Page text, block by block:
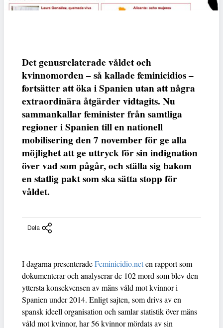
Det genusrelaterade våldet och
kvinnomorden – så kallade feminicidios –
fortsätter att öka i Spanien utan att några
extraordinära åtgärder vidtagits. Nu
sammankallar feminister från samtliga
regioner i Spanien till en nationell
mobilisering den 7 november för ge alla
möjlighet att ge uttryck för sin indignation
över vad som pågår, och ställa sig bakom
en statlig pakt som ska sätta stopp för
våldet.
Dela
I dagarna presenteradeFeminicidio.neten rapport som
dokumenterar och analyserar de 102 mord som blev den
yttersta konsekvensen av mäns våld mot kvinnor i
Spanien under 2014. Enligt sajten, som drivs av en
spansk ideell organisation och samlar statistik över mäns
våld mot kvinnor, har 56 kvinnor mördats av sin